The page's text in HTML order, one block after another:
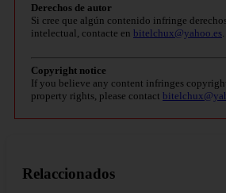
Derechos de autor
Si cree que algún contenido infringe
intelectual, contacte en bitelchux@yahoo.es
Copyright notice
If you believe any content infringes
property rights, please contact
Relaccionados